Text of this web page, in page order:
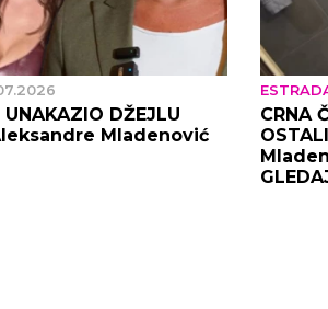
DŽEJLU
Mladenović
CRNA